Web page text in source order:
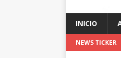
INICIO
NEWS TICKER